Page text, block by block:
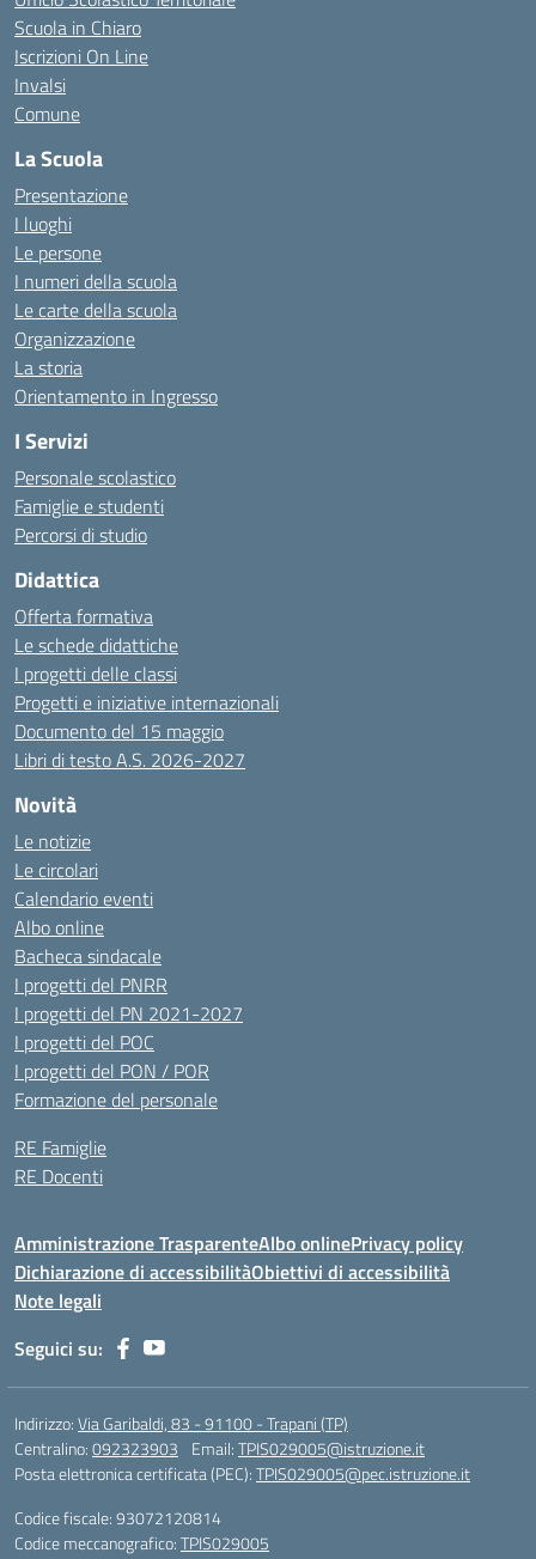
Scuola in Chiaro
Iscrizioni On Line
Invalsi
Comune
La Scuola
Presentazione
I luoghi
Le persone
I numeri della scuola
Le carte della scuola
Organizzazione
La storia
Orientamento in Ingresso
I Servizi
Personale scolastico
Famiglie e studenti
Percorsi di studio
Didattica
Offerta formativa
Le schede didattiche
I progetti delle classi
Progetti e iniziative internazionali
Documento del 15 maggio
Libri di testo A.S. 2026-2027
Novità
Le notizie
Le circolari
Calendario eventi
Albo online
Bacheca sindacale
I progetti del PNRR
I progetti del PN 2021-2027
I progetti del POC
I progetti del PON / POR
Formazione del personale
RE Famiglie
RE Docenti
Amministrazione TrasparenteAlbo onlinePrivacy policy
Dichiarazione di accessibilitàObiettivi di accessibilità
Note legali
Seguici su:
Indirizzo:Via Garibaldi, 83 - 91100 - Trapani (TP)
Centralino:092323903 Email:TPIS029005@istruzione.it
Posta elettronica certificata (PEC):TPIS029005@pec.istruzione.it
Codice fiscale: 93072120814
Codice meccanografico:TPIS029005